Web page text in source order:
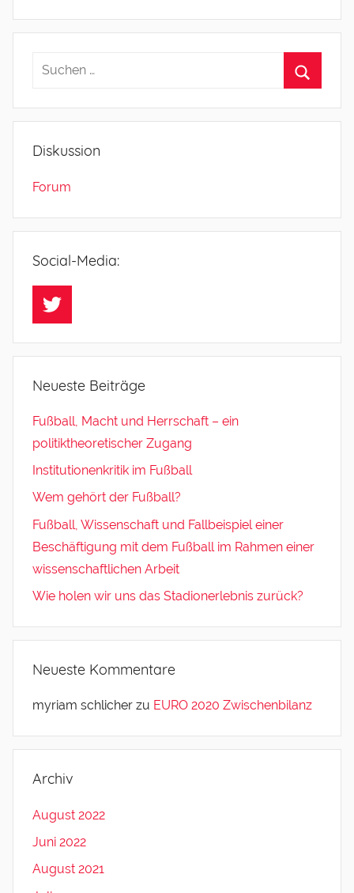
n
o
i
z
d
Diskussion
Forum
Social-Media:
Twitter
Neueste Beiträge
Fußball, Macht und Herrschaft – ein
politiktheoretischer Zugang
Institutionenkritik im Fußball
Wem gehört der Fußball?
Fußball, Wissenschaft und Fallbeispiel einer
Beschäftigung mit dem Fußball im Rahmen einer
wissenschaftlichen Arbeit
Wie holen wir uns das Stadionerlebnis zurück?
Neueste Kommentare
myriam schlicher zu EURO 2020 Zwischenbilanz
Archiv
August 2022
Juni 2022
August 2021